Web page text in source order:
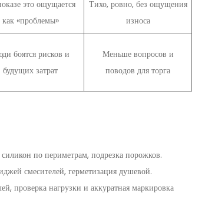
это ощущается
как «проблемы»
Тихо, ровно, без ощущения
износа
боятся рисков и
будущих затрат
Меньше вопросов и
поводов для торга
по периметрам, подрезка порожков.
смесителей, герметизация душевой.
проверка нагрузки и аккуратная маркировка